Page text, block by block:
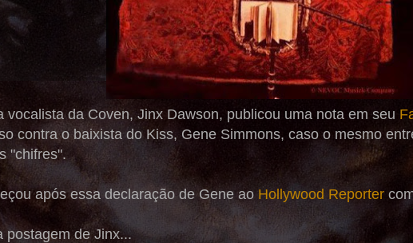
vocalista da Coven, Jinx Dawson, publicou uma nota em seu
contra o baixista do Kiss, Gene Simmons, caso o mesmo
"chifres".
após essa declaração de Gene ao Hollywood Reporter
postagem de Jinx...